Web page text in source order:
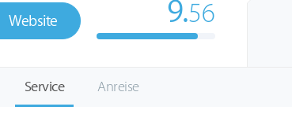
Website 9.56
Service Anreise